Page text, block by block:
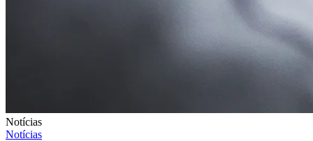
Notícias
Notícias